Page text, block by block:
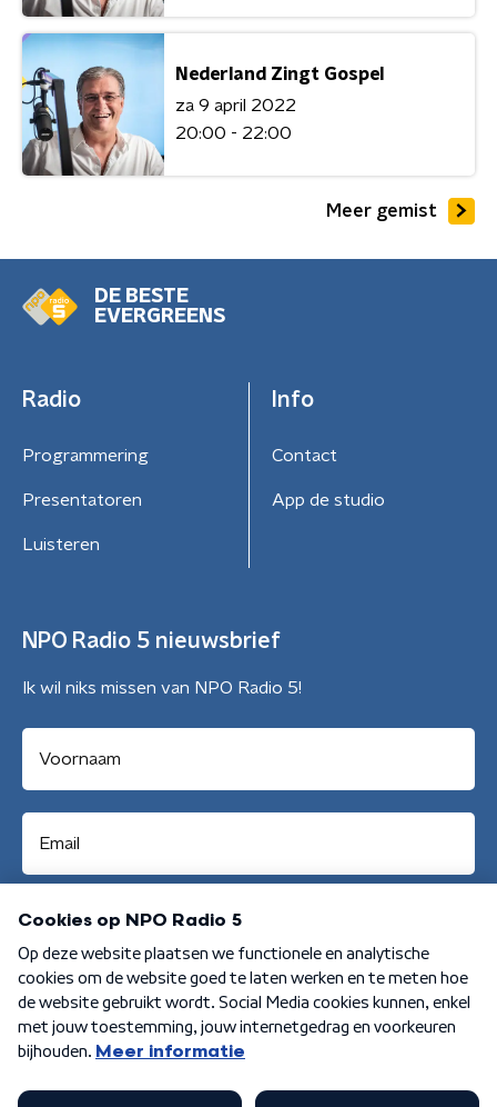
Nederland Zingt Gospel
za 9 april 2022
20:00 - 22:00
Meer gemist
DE BESTE
EVERGREENS
Radio
Programmering
Presentatoren
Luisteren
Info
Contact
App de studio
NPO Radio 5 nieuwsbrief
Ik wil niks missen van NPO Radio 5!
Aanmelden
Algemene voorwaarden